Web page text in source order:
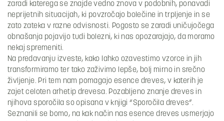
zaradi katerega se znajde vedno znova v podobnih, ponavadi
neprijetnih situacijah, ki povzročajo bolečine in trpljenje in se
zato zateka v razne odvisnosti. Pogosto se zaradi uničujočega
obnašanja pojavijo tudi bolezni, ki nas opozarajajo, da moramo
nekaj spremeniti.
Na predavanju izveste, kako lahko ozavestimo vzorce in jih
transformiramo ter tako zaživimo lepše, bolj mirno in srečno
življenje. Pri tem nam pomagajo esence dreves, v katerih je
zajet celoten arhetip drevesa. Pozabljeno znanje dreves in
njihova sporočila so opisana v knjigi “Sporočila dreves”.
Seznanili se bomo, na kak način nas esence dreves usmerjajo